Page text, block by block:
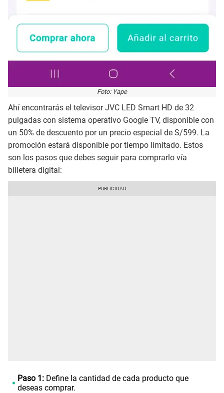
Foto: Yape
Ahí encontrarás el televisor JVC LED Smart HD de 32
pulgadas con sistema operativo Google TV, disponible con
un 50% de descuento por un precio especial de S/599. La
promoción estará disponible por tiempo limitado. Estos
son los pasos que debes seguir para comprarlo vía
billetera digital:
Paso 1:Define la cantidad de cada producto que
deseas comprar.